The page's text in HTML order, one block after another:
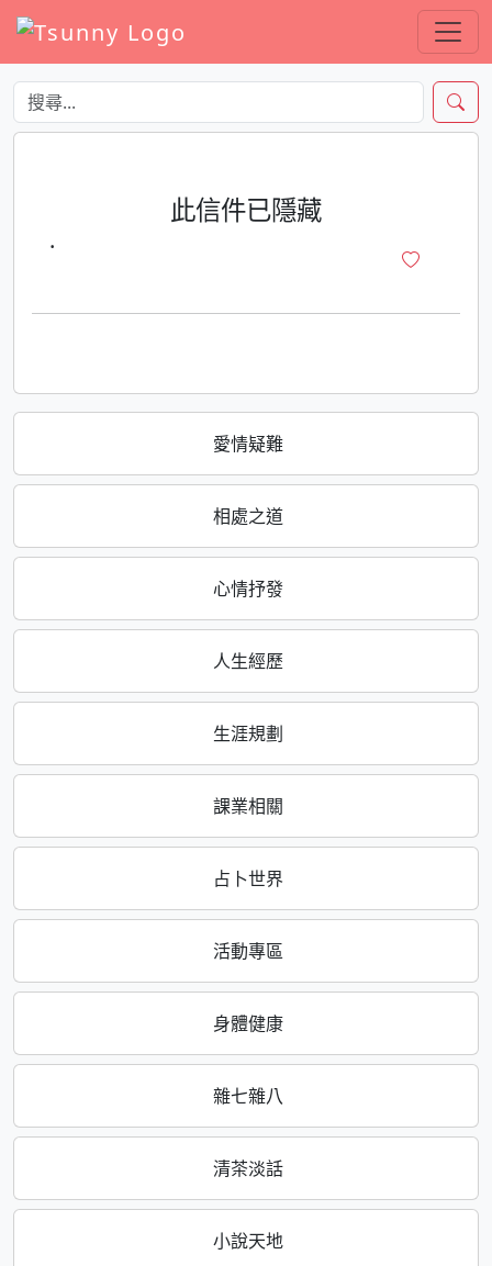
愛情疑難
相處之道
心情抒發
人生經歷
生涯規劃
課業相關
占卜世界
活動專區
身體健康
雜七雜八
清茶淡話
小說天地
此信件已隱藏
·